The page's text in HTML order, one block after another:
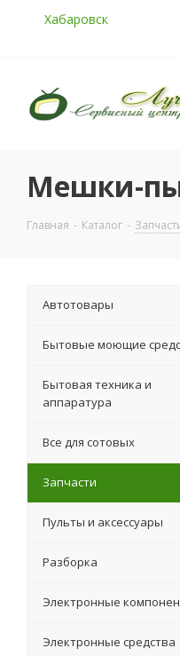
Хабаровск
Мешки-
Главная - Каталог -
Автотовары
Бытовые моющие
Бытовая техника и
аппаратура
Все для сотовых
Запчасти
Пульты и аксессуары
Разборка
Электронные
Электронные средства